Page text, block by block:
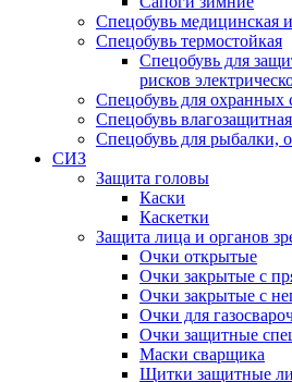
Спецобувь медицинская
Спецобувь термостойкая
Спецобувь для
рисков
Спецобувь для охранных
Спецобувь влагозащитная
Спецобувь для рыбалки,
СИЗ
Защита головы
Каски
Каскетки
Защита лица и органов
Очки открытые
Очки закрытые с
Очки закрытые с
Очки для
Очки защитные
Маски сварщика
Щитки защитные